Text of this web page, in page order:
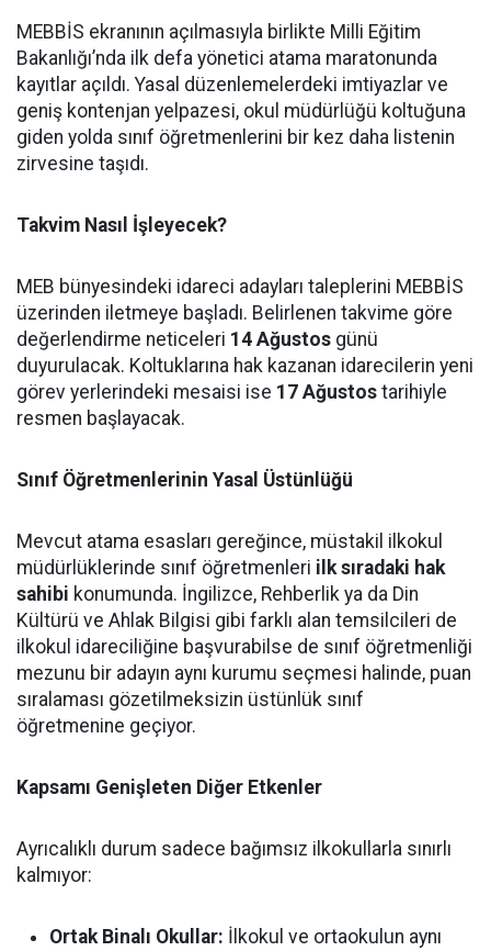
MEBBİS ekranının açılmasıyla birlikte Milli Eğitim
Bakanlığı’nda ilk defa yönetici atama maratonunda
kayıtlar açıldı. Yasal düzenlemelerdeki imtiyazlar ve
geniş kontenjan yelpazesi, okul müdürlüğü koltuğuna
giden yolda sınıf öğretmenlerini bir kez daha listenin
zirvesine taşıdı.
Takvim Nasıl İşleyecek?
MEB bünyesindeki idareci adayları taleplerini MEBBİS
üzerinden iletmeye başladı. Belirlenen takvime göre
değerlendirme neticeleri 14 Ağustos günü
duyurulacak. Koltuklarına hak kazanan idarecilerin yeni
görev yerlerindeki mesaisi ise 17 Ağustos tarihiyle
resmen başlayacak.
Sınıf Öğretmenlerinin Yasal Üstünlüğü
Mevcut atama esasları gereğince, müstakil ilkokul
müdürlüklerinde sınıf öğretmenleri ilk sıradaki hak
sahibi konumunda. İngilizce, Rehberlik ya da Din
Kültürü ve Ahlak Bilgisi gibi farklı alan temsilcileri de
ilkokul idareciliğine başvurabilse de sınıf öğretmenliği
mezunu bir adayın aynı kurumu seçmesi halinde, puan
sıralaması gözetilmeksizin üstünlük sınıf
öğretmenine geçiyor.
Kapsamı Genişleten Diğer Etkenler
Ayrıcalıklı durum sadece bağımsız ilkokullarla sınırlı
kalmıyor:
Ortak Binalı Okullar: İlkokul ve ortaokulun aynı